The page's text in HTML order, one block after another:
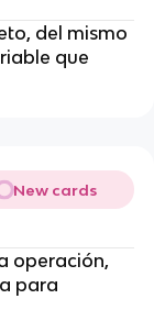
del mismo
que
New cards
operación,
para